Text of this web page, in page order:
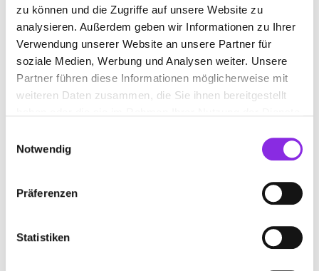
zu können und die Zugriffe auf unsere Website zu
analysieren. Außerdem geben wir Informationen zu Ihrer
Verwendung unserer Website an unsere Partner für
soziale Medien, Werbung und Analysen weiter. Unsere
Partner führen diese Informationen möglicherweise mit
weiteren Daten zusammen, die Sie ihnen bereitgestellt
Notwendig
Präferenzen
Statistiken
Suchen nach
Finden
VANITAS KOSMETIK & NAGELDESIGN,
Friedrich-Ebert-Straße 11
| 61130 Nidderau DE